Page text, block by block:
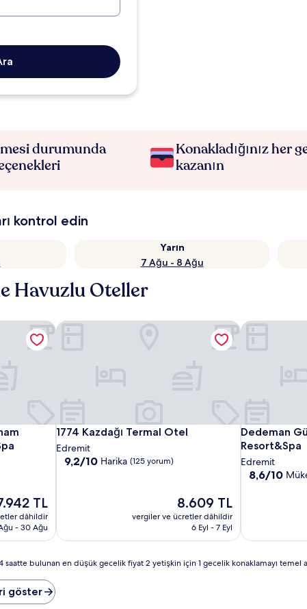
durumunda
Konakladığınız her
kazanın
kontrol edin
Yarın
7 Ağu - 8 Ağu
Havuzlu Oteller
Kazdağları Thermal and Spa
TL
TL
dâhildir
- 30 Ağu
Kazdağları Thermal and Spa
1774 Kazdağı Termal Otel
1774 Kazdağı Termal Otel
Edremit
10
9,2/10 Harika (125 yorum)
Güncel
fiyat:
8.609 TL
8.609 TL
vergiler ve ücretler dâhildir
6 Eyl - 7 Eyl
1774 Kazdağı Termal Otel
Dedeman
Resort&Spa
Dedeman
Edremit
10
8,6/10
Dedeman
saatte bulunan en düşük gecelik fiyat 2 yetişkin için 1 gecelik konaklamayı
göster